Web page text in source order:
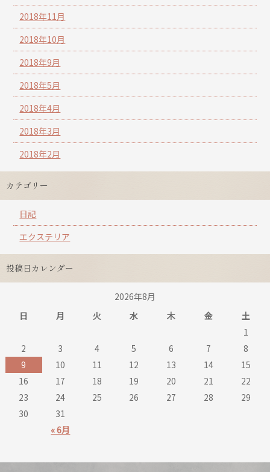
2018年11月
2018年10月
2018年9月
2018年5月
2018年4月
2018年3月
2018年2月
カテゴリー
日記
エクステリア
投稿日カレンダー
2026年8月
日
月 火 水 木 金 土
« 6月
1
2
3 4 5 6 7
8
9
10 11 12 13 14
15
16
17 18 19 20 21
22
23
24 25 26 27 28
29
30
31